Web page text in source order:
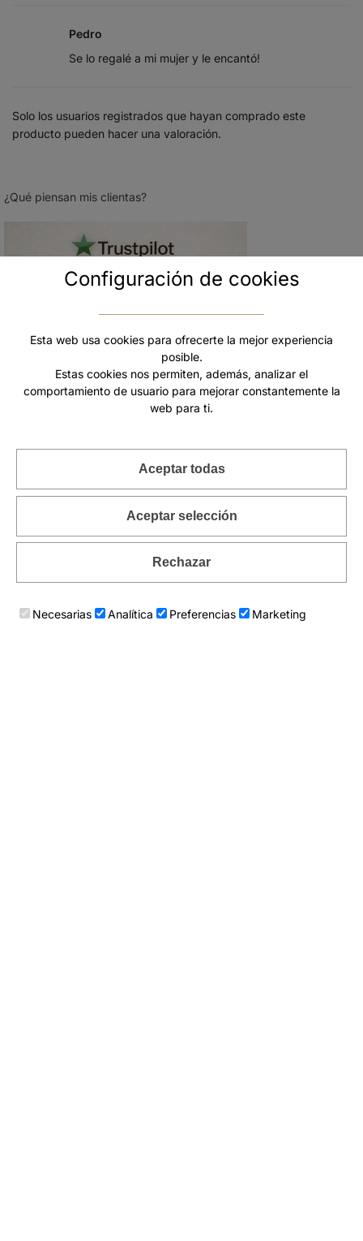
Configuración de cookies
Esta web usa cookies para ofrecerte la mejor experiencia
posible.
Estas cookies nos permiten, además, analizar el
comportamiento de usuario para mejorar constantemente la
web para ti.
Aceptar todas
Aceptar selección
Rechazar
Necesarias Analítica Preferencias Marketing
Pedro
Se lo regalé a mi mujer y le encantó!
Solo los usuarios registrados que hayan comprado este
producto pueden hacer una valoración.
¿Qué piensan mis clientas?